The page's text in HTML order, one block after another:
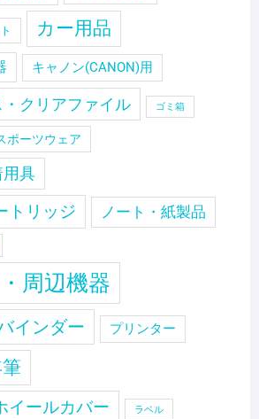
カー用品
キャノン(CANON)用
クリアファイル ゴミ箱
ポーツウェア
用具
トリッジ ノート・紙製品
周辺機器
インダー プリンター
イールカバー ラベル